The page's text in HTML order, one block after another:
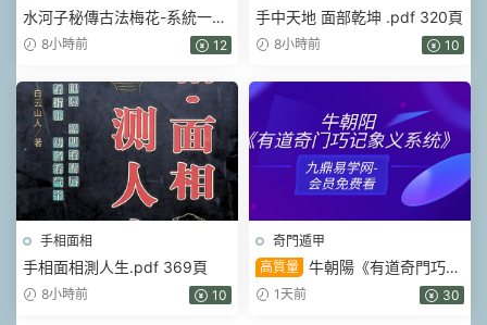
水河子秘傳古法梅花-系統一體
班.pdf 317頁
8小時前 12
手中天地 面部乾坤 .pdf 320頁
8小時前 10
手相面相
手相面相測人生.pdf 369頁
8小時前 10
奇門遁甲
高質量 牛朝陽《有道奇門巧記
象義系統》17集視頻 約3小時
1天前 30